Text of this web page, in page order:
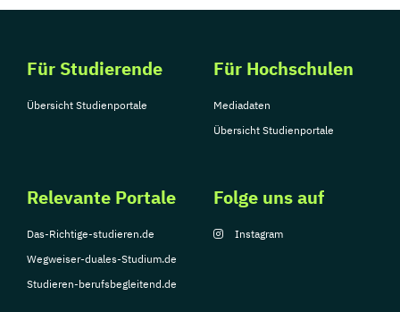
Für Studierende
Übersicht Studienportale
Für Hochschulen
Mediadaten
Übersicht Studienportale
Relevante Portale
Das-Richtige-studieren.de
Wegweiser-duales-Studium.de
Studieren-berufsbegleitend.de
Folge uns auf
Instagram